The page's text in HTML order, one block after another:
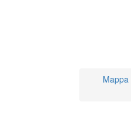
Mappa